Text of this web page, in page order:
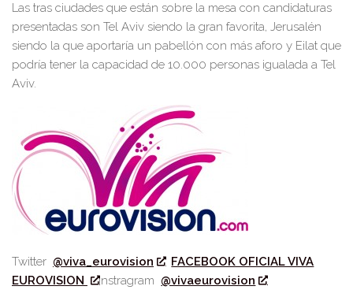
Las tras ciudades que están sobre la mesa con candidaturas
presentadas son Tel Aviv siendo la gran favorita, Jerusalén
siendo la que aportaría un pabellón con más aforo y Eilat que
podría tener la capacidad de 10.000 personas igualada a Tel
Aviv.
Twitter @viva_eurovision
FACEBOOK OFICIAL VIVA
EUROVISION
Instragram @vivaeurovision